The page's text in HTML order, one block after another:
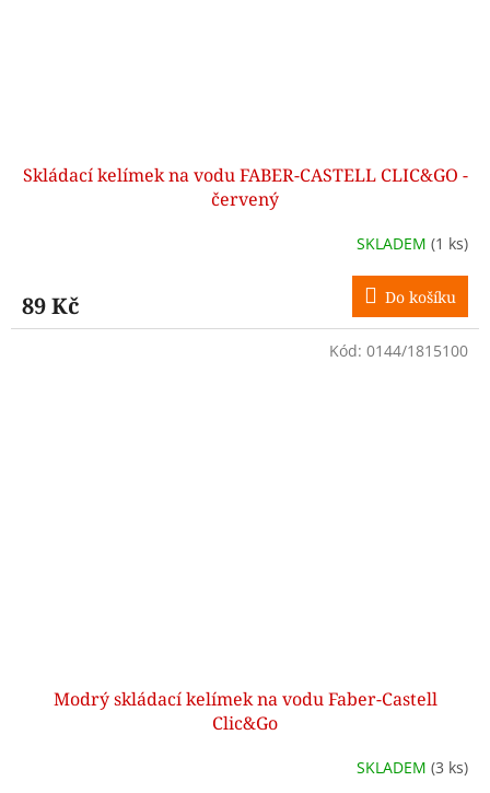
Skládací kelímek na vodu FABER-CASTELL CLIC&GO -
červený
SKLADEM (1 ks)
89 Kč Do košíku
Modrý skládací kelímek na vodu Faber-Castell
Clic&Go
SKLADEM (3 ks)
Kód: 0144/1815100